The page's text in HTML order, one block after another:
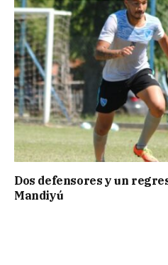
Dos defensores y un
Mandiyú